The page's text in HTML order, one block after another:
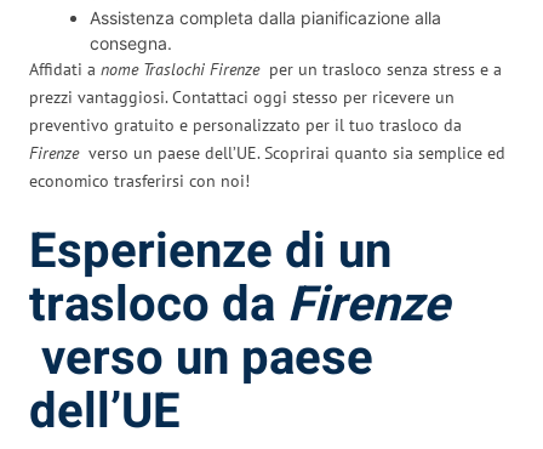
Assistenza completa dalla pianificazione alla
consegna.
Affidati a nome Traslochi Firenze per un trasloco senza stress e a
prezzi vantaggiosi. Contattaci oggi stesso per ricevere un
preventivo gratuito e personalizzato per il tuo trasloco da
Firenze verso un paese dell’UE. Scoprirai quanto sia semplice ed
economico trasferirsi con noi!
Esperienze di un
trasloco da Firenze
verso un paese
dell’UE